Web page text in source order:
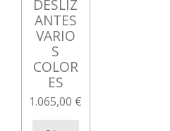
DESLIZ
ANTES
VARIO
S
COLOR
ES
1.065,00 €